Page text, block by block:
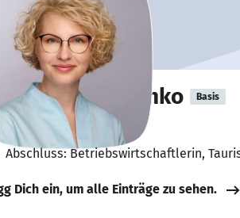
Grygorenko Basis
sich zurzeit weiter. 🎓
Abschluss: Betriebswirtschaftlerin,
Dich ein, um alle Einträge zu sehen.